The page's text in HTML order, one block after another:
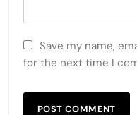
Save my name,
for the next time I